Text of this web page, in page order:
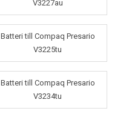
V3227au
Batteri till Compaq Presario
V3225tu
Batteri till Compaq Presario
V3234tu